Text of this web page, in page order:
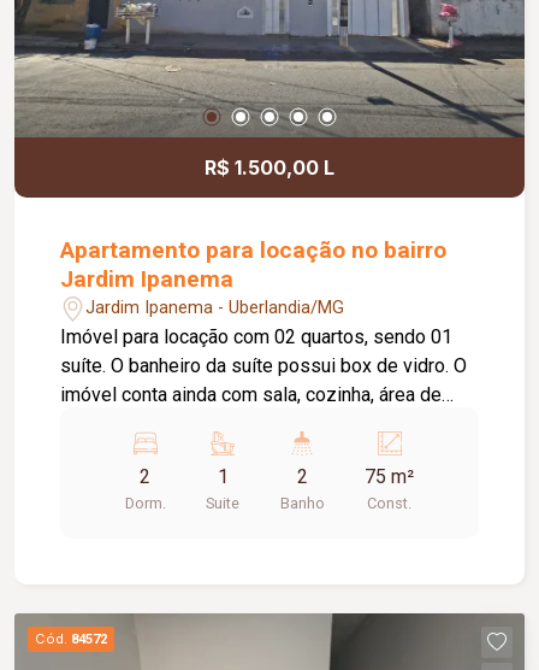
R$ 1.500,00 L
Apartamento para locação no bairro
Jardim Ipanema
Jardim Ipanema - Uberlandia/MG
Imóvel para locação com 02 quartos, sendo 01
suíte. O banheiro da suíte possui box de vidro. O
imóvel conta ainda com sala, cozinha, área de
vaga de estacionamento. Agende sua visita e
venha conhecer este imóvel. Estamos à
disposição para mais informações!
2
Dorm.
1
Suite
2
Banho
75 m²
Const.
Cód. 84572